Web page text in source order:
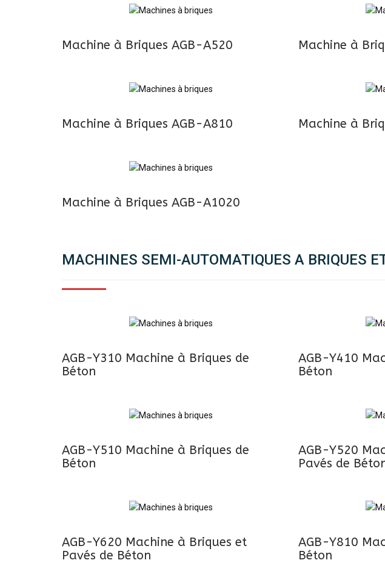
Machine à Briques AGB-A520 Machine à
Machine à Briques AGB-A810 Machine à
Machine à Briques AGB-A1020
MACHINES SEMI-AUTOMATIQUES A BRIQUES
AGB-Y310 Machine à Briques de
Béton
AGB-Y410
Béton
AGB-Y510 Machine à Briques de
Béton
AGB-Y520
Pavés de
AGB-Y620 Machine à Briques et
Pavés de Béton
AGB-Y810
Béton